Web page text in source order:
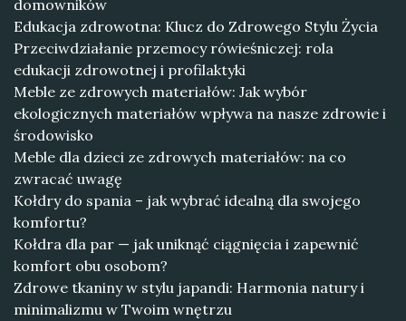
domowników
Edukacja zdrowotna: Klucz do Zdrowego Stylu Życia
Przeciwdziałanie przemocy rówieśniczej: rola
edukacji zdrowotnej i profilaktyki
Meble ze zdrowych materiałów: Jak wybór
ekologicznych materiałów wpływa na nasze zdrowie i
środowisko
Meble dla dzieci ze zdrowych materiałów: na co
zwracać uwagę
Kołdry do spania – jak wybrać idealną dla swojego
komfortu?
Kołdra dla par — jak uniknąć ciągnięcia i zapewnić
komfort obu osobom?
Zdrowe tkaniny w stylu japandi: Harmonia natury i
minimalizmu w Twoim wnętrzu